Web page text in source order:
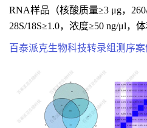
RNA样品（核酸质量≥3 μg，
28S/18S≥1.0，浓度≥50 ng/μl，体
百泰派克生物科技转录组测序案